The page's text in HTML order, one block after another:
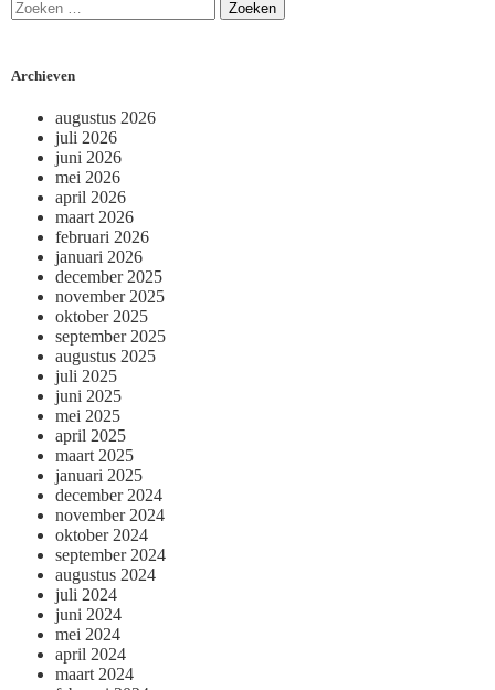
Archieven
augustus 2026
juli 2026
juni 2026
mei 2026
april 2026
maart 2026
februari 2026
januari 2026
december 2025
november 2025
oktober 2025
september 2025
augustus 2025
juli 2025
juni 2025
mei 2025
april 2025
maart 2025
januari 2025
december 2024
november 2024
oktober 2024
september 2024
augustus 2024
juli 2024
juni 2024
mei 2024
april 2024
maart 2024